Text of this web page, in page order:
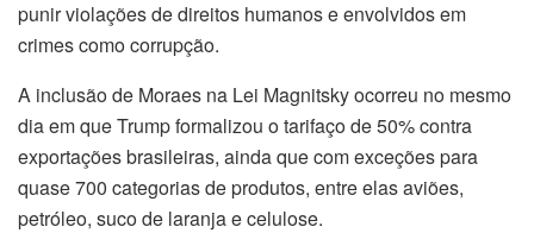
punir violações de direitos humanos e envolvidos em
crimes como corrupção.
A inclusão de Moraes na Lei Magnitsky ocorreu no mesmo
dia em que Trump formalizou o tarifaço de 50% contra
exportações brasileiras, ainda que com exceções para
quase 700 categorias de produtos, entre elas aviões,
petróleo, suco de laranja e celulose.